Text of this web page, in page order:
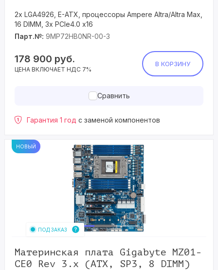
2x LGA4926, E-ATX, процессоры Ampere Altra/Altra Max,
16 DIMM, 3x PCIe4.0 x16
Парт.№: 9MP72HB0NR-00-3
178 900 руб.
ЦЕНА ВКЛЮЧАЕТ НДС 7%
В КОРЗИНУ
Сравнить
Гарантия 1 год с заменой компонентов
НОВЫЙ
ПОД ЗАКАЗ
Материнская плата Gigabyte MZ01-
CE0 Rev 3.x (ATX, SP3, 8 DIMM)